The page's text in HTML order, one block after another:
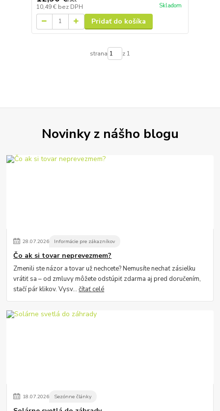
10,49 € bez DPH Skladom
Pridať do košíka
strana z 1
Novinky z nášho blogu
28.07.2026 Informácie pre zákazníkov
Čo ak si tovar neprevezmem?
Zmenili ste názor a tovar už nechcete? Nemusíte nechať zásielku
vrátiť sa – od zmluvy môžete odstúpiť zdarma aj pred doručením,
stačí pár klikov. Vysv...čítať celé
18.07.2026 Sezónne články